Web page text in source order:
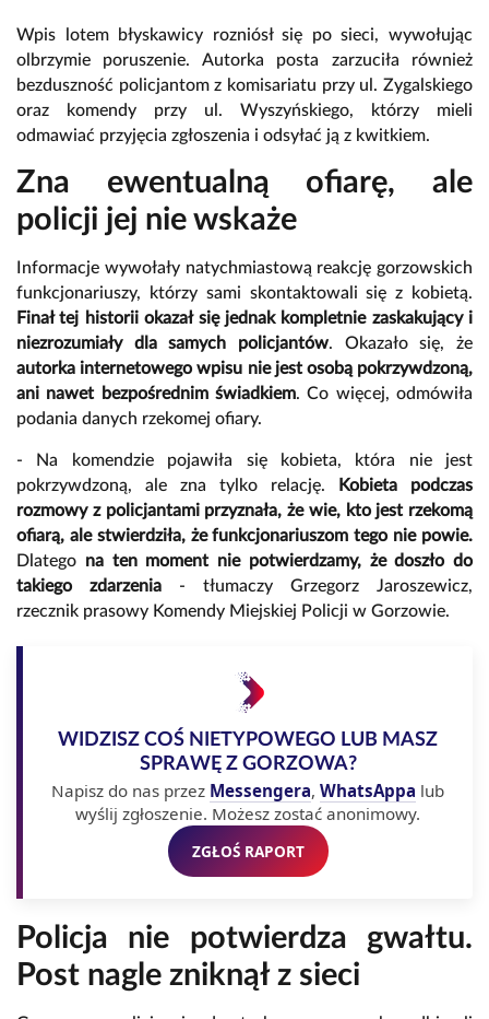
Wpis lotem błyskawicy rozniósł się po sieci, wywołując
olbrzymie poruszenie. Autorka posta zarzuciła również
bezduszność policjantom z komisariatu przy ul. Zygalskiego
oraz komendy przy ul. Wyszyńskiego, którzy mieli
odmawiać przyjęcia zgłoszenia i odsyłać ją z kwitkiem.
Zna ewentualną ofiarę, ale
policji jej nie wskaże
Informacje wywołały natychmiastową reakcję gorzowskich
funkcjonariuszy, którzy sami skontaktowali się z kobietą.
Finał tej historii okazał się jednak kompletnie zaskakujący i
niezrozumiały dla samych policjantów. Okazało się, że
autorka internetowego wpisu nie jest osobą pokrzywdzoną,
ani nawet bezpośrednim świadkiem. Co więcej, odmówiła
podania danych rzekomej ofiary.
- Na komendzie pojawiła się kobieta, która nie jest
pokrzywdzoną, ale zna tylko relację.
Kobieta podczas
rozmowy z policjantami przyznała, że wie, kto jest rzekomą
ofiarą, ale stwierdziła, że funkcjonariuszom tego nie powie.
Dlatego na ten moment nie potwierdzamy, że doszło do
takiego zdarzenia - tłumaczy Grzegorz Jaroszewicz,
rzecznik prasowy Komendy Miejskiej Policji w Gorzowie.
WIDZISZ COŚ NIETYPOWEGO LUB MASZ
SPRAWĘ Z GORZOWA?
Napisz do nas przez Messengera, WhatsAppa lub
wyślij zgłoszenie. Możesz zostać anonimowy.
ZGŁOŚ RAPORT
Policja nie potwierdza gwałtu.
Post nagle zniknął z sieci